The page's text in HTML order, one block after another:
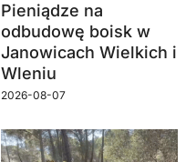
Pieniądze na
odbudowę boisk w
Janowicach Wielkich i
Wleniu
2026-08-07